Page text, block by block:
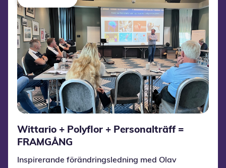
Wittario + Polyflor + Personalträff =
FRAMGÅNG
Inspirerande förändringsledning med Olav